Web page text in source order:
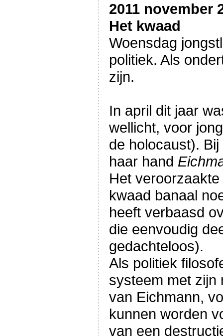
2011 november
Het kwaad
Woensdag
politiek. Als
zijn.
In april dit jaar
wellicht, voor
de holocaust).
haar hand
Het
kwaad banaal
heeft verbaasd
die eenvoudig
gedachteloos).
Als politiek
systeem met zijn
van Eichmann,
kunnen worden
van een